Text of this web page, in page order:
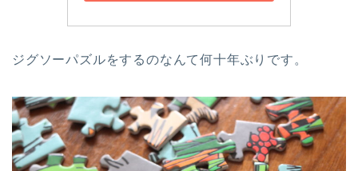
ジグソーパズルをするのなんて何十年ぶりです。